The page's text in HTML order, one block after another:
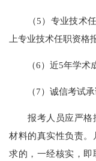
（5）专业技术任
上专业技术任职资格
（6）近5年学术成
（7）诚信考试承
报考人员应严格
材料的真实性负责
求的，一经核实，即